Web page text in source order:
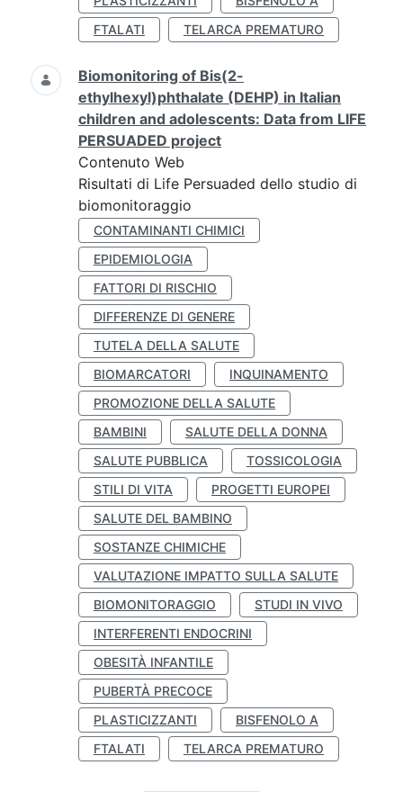
FTALATI
TELARCA PREMATURO
Biomonitoring of Bis(2-
ethylhexyl)phthalate (DEHP) in Italian
children and adolescents: Data from LIFE
PERSUADED project
Contenuto Web
Risultati di Life Persuaded dello studio di
biomonitoraggio
CONTAMINANTI CHIMICI
EPIDEMIOLOGIA
FATTORI DI RISCHIO
DIFFERENZE DI GENERE
TUTELA DELLA SALUTE
BIOMARCATORI
INQUINAMENTO
PROMOZIONE DELLA SALUTE
BAMBINI
SALUTE DELLA DONNA
SALUTE PUBBLICA
TOSSICOLOGIA
STILI DI VITA
PROGETTI EUROPEI
SALUTE DEL BAMBINO
SOSTANZE CHIMICHE
VALUTAZIONE IMPATTO SULLA SALUTE
BIOMONITORAGGIO
STUDI IN VIVO
INTERFERENTI ENDOCRINI
OBESITÀ INFANTILE
PUBERTÀ PRECOCE
PLASTICIZZANTI
BISFENOLO A
FTALATI
TELARCA PREMATURO